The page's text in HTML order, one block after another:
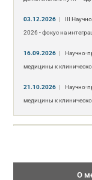
03.12.2026 |
III
2026 - фокус на
16.09.2026 |
Научно-
медицины к
21.10.2026 |
Научно-
медицины к
О